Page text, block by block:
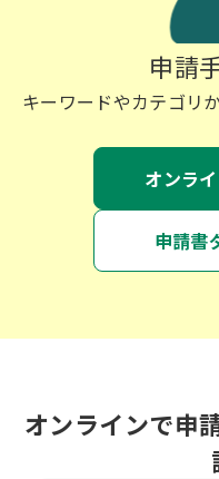
申請
キーワードやカテゴリ
オンラ
申請書
オンラインで申